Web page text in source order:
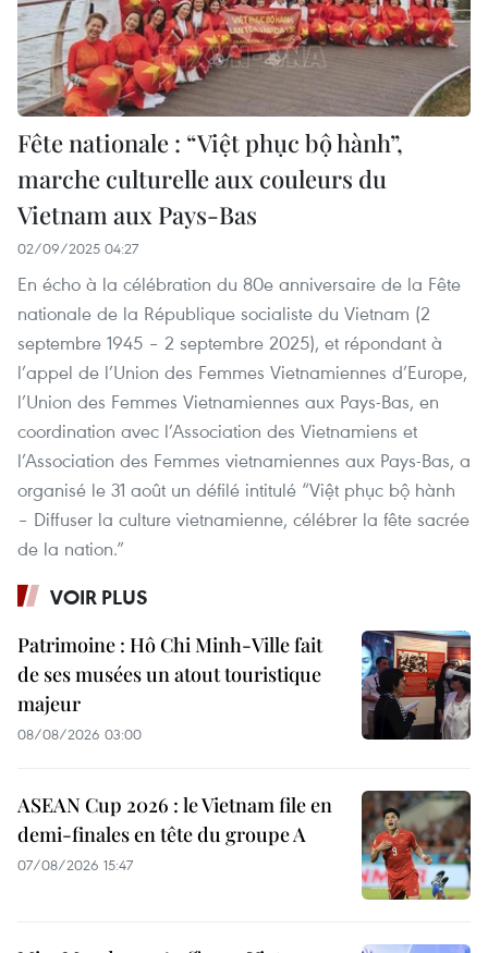
Fête nationale : “Việt phục bộ hành”,
marche culturelle aux couleurs du
Vietnam aux Pays-Bas
02/09/2025 04:27
En écho à la célébration du 80e anniversaire de la Fête
nationale de la République socialiste du Vietnam (2
septembre 1945 – 2 septembre 2025), et répondant à
l’appel de l’Union des Femmes Vietnamiennes d’Europe,
l’Union des Femmes Vietnamiennes aux Pays-Bas, en
coordination avec l’Association des Vietnamiens et
l’Association des Femmes vietnamiennes aux Pays-Bas, a
organisé le 31 août un défilé intitulé “Việt phục bộ hành
– Diffuser la culture vietnamienne, célébrer la fête sacrée
de la nation.”
VOIR PLUS
Patrimoine : Hô Chi Minh-Ville fait
de ses musées un atout touristique
majeur
08/08/2026 03:00
ASEAN Cup 2026 : le Vietnam file en
demi-finales en tête du groupe A
07/08/2026 15:47